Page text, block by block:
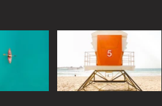
Didn’t Load
your internet and refresh
that doesn’t work, contact us.